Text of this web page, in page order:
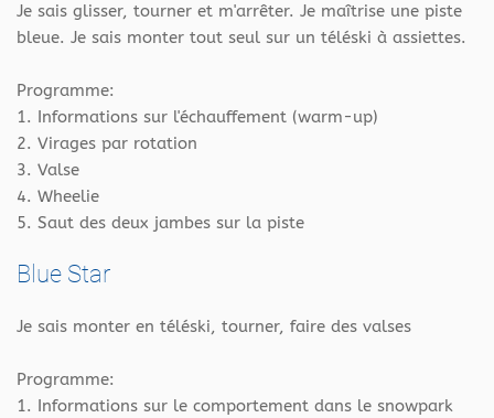
Je sais glisser, tourner et m'arrêter. Je maîtrise une piste
bleue. Je sais monter tout seul sur un téléski à assiettes.
Programme:
1. Informations sur l'échauffement (warm-up)
2. Virages par rotation
3. Valse
4. Wheelie
5. Saut des deux jambes sur la piste
Blue Star
Je sais monter en téléski, tourner, faire des valses
Programme:
1. Informations sur le comportement dans le snowpark